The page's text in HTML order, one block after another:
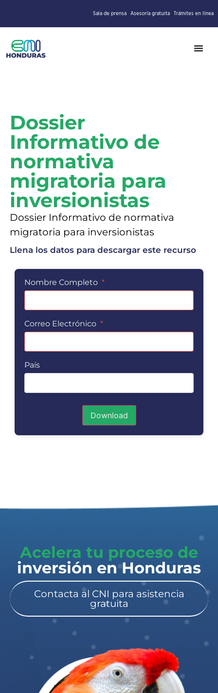
Sala de prensa Asesoría gratuita Trámites en línea
Dossier
Informativo de
normativa
migratoria para
inversionistas
Dossier Informativo de normativa
migratoria para inversionistas
Llena los datos para descargar este recurso
Nombre Completo *
Correo Electrónico *
País
Download
Acelera tu proceso de
inversión en Honduras​
Contacta al CNI para asistencia
gratuita